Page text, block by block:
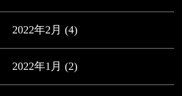
2022年2月 (4)
2022年1月 (2)